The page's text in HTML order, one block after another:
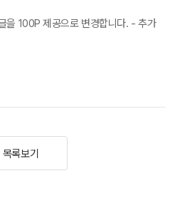
을 100P 제공으로 변경합니다. - 추가
목록보기